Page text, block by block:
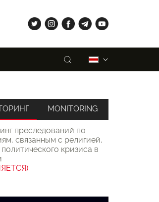
tw ig fb tg yt
преследований по
связанным с религией,
кризиса в
MONITORING